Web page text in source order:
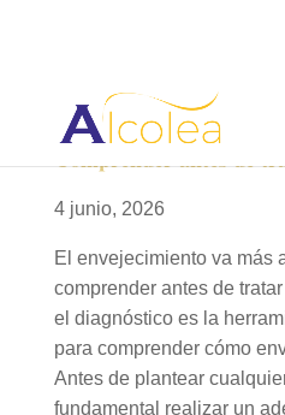
Comprender antes de
4 junio, 2026
El envejecimiento va más
comprender antes de
el diagnóstico es la
para comprender cómo
Antes de plantear
fundamental realizar un